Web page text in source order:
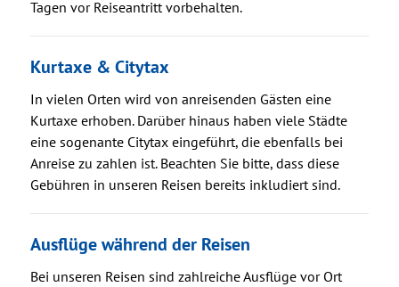
Tagen vor Reiseantritt vorbehalten.
Kurtaxe & Citytax
In vielen Orten wird von anreisenden Gästen eine
Kurtaxe erhoben. Darüber hinaus haben viele Städte
eine sogenante Citytax eingeführt, die ebenfalls bei
Anreise zu zahlen ist. Beachten Sie bitte, dass diese
Gebühren in unseren Reisen bereits inkludiert sind.
Ausflüge während der Reisen
Bei unseren Reisen sind zahlreiche Ausflüge vor Ort